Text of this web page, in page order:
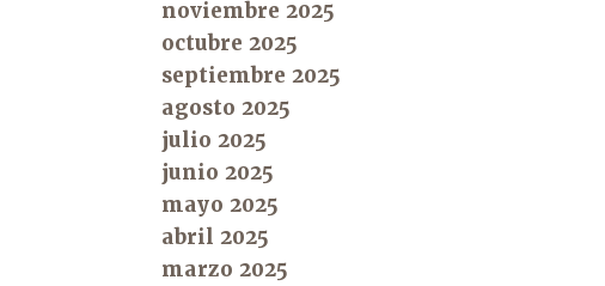
noviembre 2025
octubre 2025
septiembre 2025
agosto 2025
julio 2025
junio 2025
mayo 2025
abril 2025
marzo 2025